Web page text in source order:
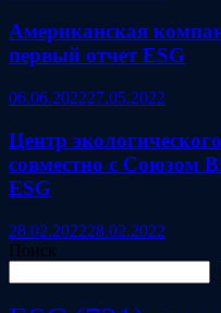
Американская
первый отчет ESG
06.06.202227.05.2022
Центр
совместно с Союзом
ESG
28.02.202228.02.2022
Поиск